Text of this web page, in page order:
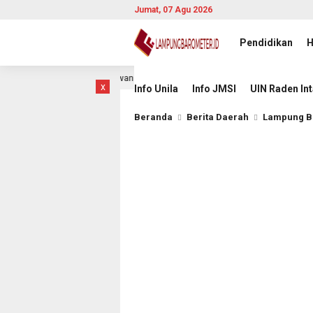
Jumat, 07 Agu 2026
Pendidikan
Info Unila Info JMSI UIN Raden
x
Hidup Mati Lawan Singapura
Beranda Berita Daerah Lampung